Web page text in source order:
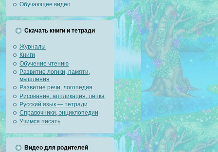
Обучающее видео
Скачать книги и тетради
Журналы
Книги
Обучение чтению
Развитие логики, памяти,
мышления
Развитие речи, логопедия
Рисование, аппликация, лепка
Русский язык — тетради
Справочники, энциклопедии
Учимся писать
Видео для родителей